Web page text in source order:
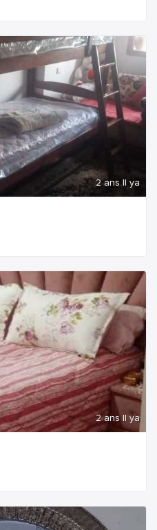
2 ans Il ya
2 ans Il ya